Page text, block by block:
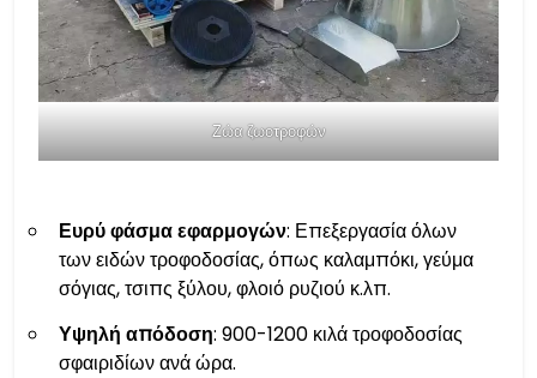
Ζώα ζωοτροφών
Ευρύ φάσμα εφαρμογών: Επεξεργασία όλων
των ειδών τροφοδοσίας, όπως καλαμπόκι, γεύμα
σόγιας, τσιπς ξύλου, φλοιό ρυζιού κ.λπ.
Υψηλή απόδοση: 900-1200 κιλά τροφοδοσίας
σφαιριδίων ανά ώρα.